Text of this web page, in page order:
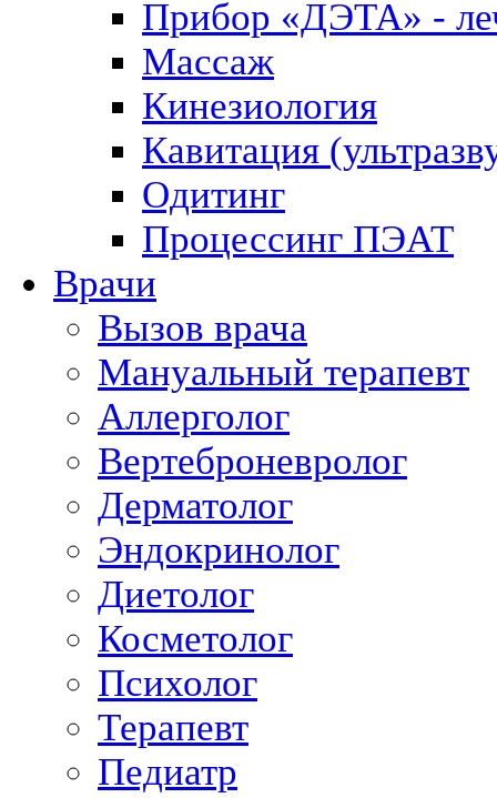
Прибор «ДЭТА» -
Массаж
Кинезиология
Кавитация
Одитинг
Процессинг ПЭАТ
Врачи
Вызов врача
Мануальный терапевт
Аллерголог
Вертеброневролог
Дерматолог
Эндокринолог
Диетолог
Косметолог
Психолог
Терапевт
Педиатр